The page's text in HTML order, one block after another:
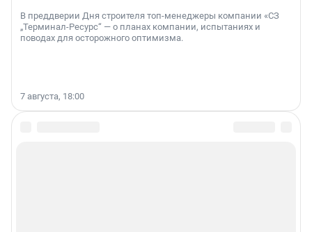
В преддверии Дня строителя топ-менеджеры компании «СЗ
„Терминал-Ресурс“ — о планах компании, испытаниях и
поводах для осторожного оптимизма.
7 августа, 18:00